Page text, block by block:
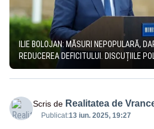
ILIE BOLOJAN: MĂSURI NEPOPULARĂ,
REDUCEREA DEFICITULUI. DISCUȚIILE
Scris de Realitatea de
Publicat:13 iun. 2025, 19:27